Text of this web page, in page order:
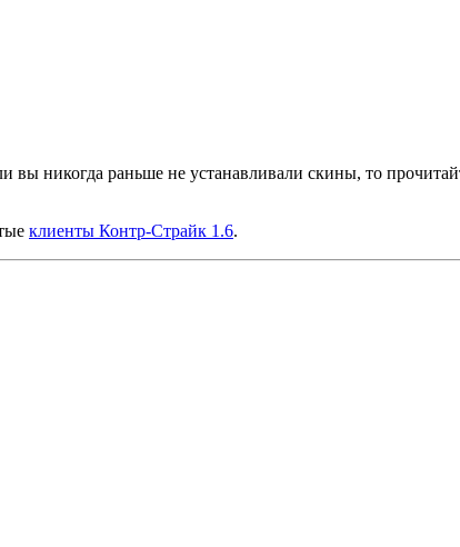
вы никогда раньше не устанавливали скины, то
клиенты Контр-Страйк 1.6.